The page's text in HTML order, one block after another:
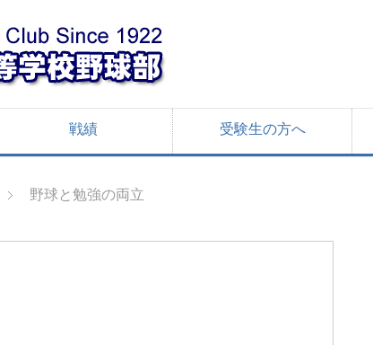
戦績 受験生の方へ
野球と勉強の両立